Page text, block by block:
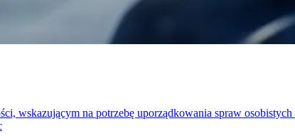
wskazującym na potrzebę uporządkowania spraw osobistych